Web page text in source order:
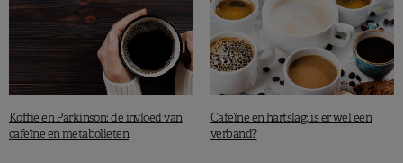
Koffie en Parkinson: de invloed van
cafeïne en metabolieten
Cafeïne en hartslag: is er wel een
verband?